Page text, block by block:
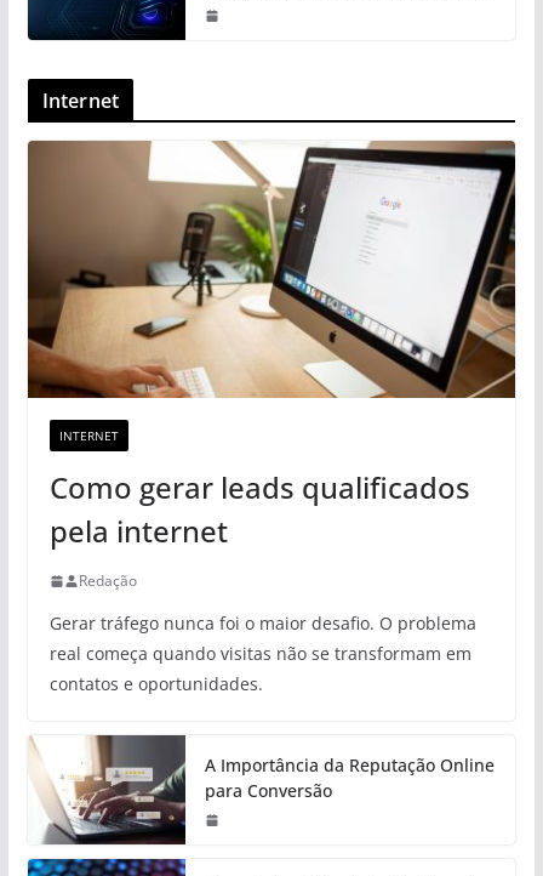
Internet
INTERNET
Como gerar leads qualificados
pela internet
Redação
Gerar tráfego nunca foi o maior desafio. O problema
real começa quando visitas não se transformam em
contatos e oportunidades.
A Importância da Reputação Online
para Conversão